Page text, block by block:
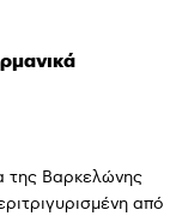
της Βαρκελώνης
από